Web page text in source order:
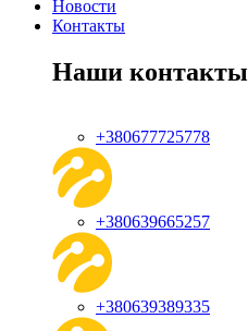
Новости
Контакты
Наши контакты
+380677725778
+380639665257
+380639389335